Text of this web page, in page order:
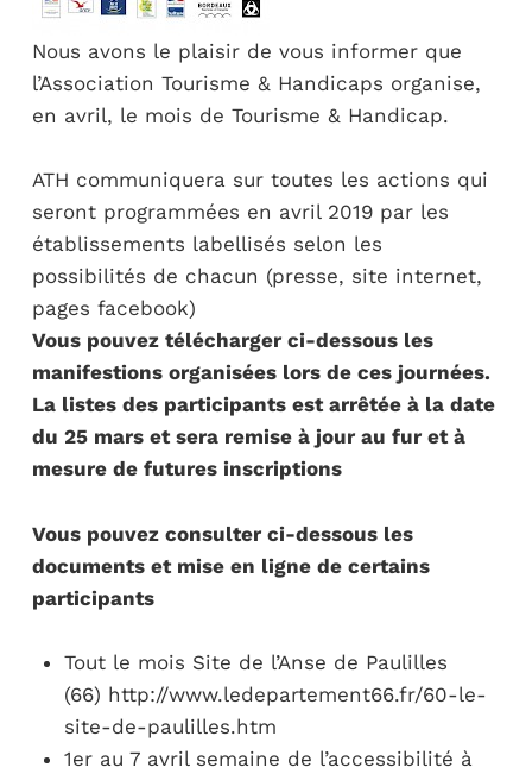
Nous avons le plaisir de vous informer que
l’Association Tourisme & Handicaps organise,
en avril, le mois de Tourisme & Handicap.
ATH communiquera sur toutes les actions qui
seront programmées en avril 2019 par les
établissements labellisés selon les
possibilités de chacun (presse, site internet,
pages facebook)
Vous pouvez télécharger ci-dessous les
manifestions organisées lors de ces journées.
La listes des participants est arrêtée à la date
du 25 mars et sera remise à jour au fur et à
mesure de futures inscriptions
Vous pouvez consulter ci-dessous les
documents et mise en ligne de certains
participants
Tout le mois Site de l’Anse de Paulilles
(66) http://www.ledepartement66.fr/60-le-
site-de-paulilles.htm
1er au 7 avril semaine de l’accessibilité à